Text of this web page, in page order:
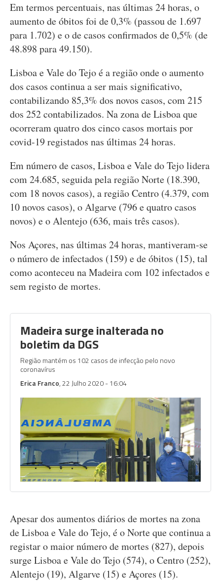
Em termos percentuais, nas últimas 24 horas, o
aumento de óbitos foi de 0,3% (passou de 1.697
para 1.702) e o de casos confirmados de 0,5% (de
48.898 para 49.150).
Lisboa e Vale do Tejo é a região onde o aumento
dos casos continua a ser mais significativo,
contabilizando 85,3% dos novos casos, com 215
dos 252 contabilizados. Na zona de Lisboa que
ocorreram quatro dos cinco casos mortais por
covid-19 registados nas últimas 24 horas.
Em número de casos, Lisboa e Vale do Tejo lidera
com 24.685, seguida pela região Norte (18.390,
com 18 novos casos), a região Centro (4.379, com
10 novos casos), o Algarve (796 e quatro casos
novos) e o Alentejo (636, mais três casos).
Nos Açores, nas últimas 24 horas, mantiveram-se
o número de infectados (159) e de óbitos (15), tal
como aconteceu na Madeira com 102 infectados e
sem registo de mortes.
Madeira surge inalterada no
boletim da DGS
Região mantém os 102 casos de infecção pelo novo
coronavírus
Erica Franco, 22 Julho 2020 - 16:04
Apesar dos aumentos diários de mortes na zona
de Lisboa e Vale do Tejo, é o Norte que continua a
registar o maior número de mortes (827), depois
surge Lisboa e Vale do Tejo (574), o Centro (252),
Alentejo (19), Algarve (15) e Açores (15).